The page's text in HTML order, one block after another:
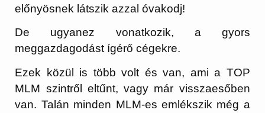
előnyösnek látszik azzal óvakodj!
De ugyanez vonatkozik, a gyors
meggazdagodást ígérő cégekre.
Ezek közül is több volt és van, ami a TOP
MLM szintről eltűnt, vagy már visszaesőben
van. Talán minden MLM-es emlékszik még a